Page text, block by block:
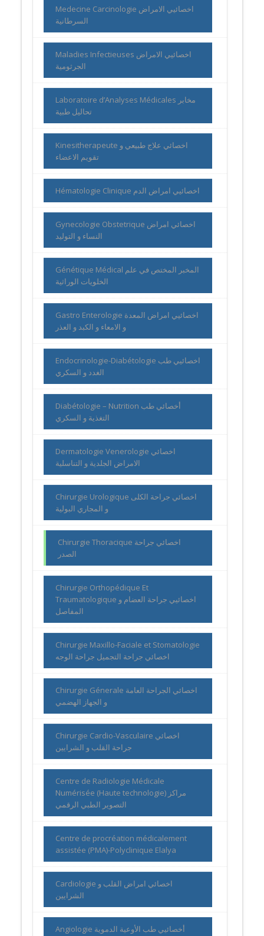
Medecine Carcinologie اخصائيي الامراض
السرطانية
Maladies Infectieuses اخصائيي الامراض
الجرثومية
Laboratoire d’Analyses Médicales مخابر
تحاليل طبية
Kinesitherapeute اخصائي علاج طبيعي و
تقويم الاعضاء
Hématologie Clinique اخصائيي امراض الدم
Gynecologie Obstetrique اخصائي امراض
النساء و التوليد
Génétique Médical المخبر المختص في علم
الخلويات الوراثية
Gastro Enterologie اخصائيي امراض المعدة
و الامعاء و الكبد و العذر
Endocrinologie-Diabétologie اخصائيي طب
الغدد و السكري
Diabétologie – Nutrition أخصائي طب
التغذية و السكري
Dermatologie Venerologie اخصائي
الامراض الجلدية و التناسلية
Chirurgie Urologique اخصائي جراحة الكلى
و المجاري البولية
Chirurgie Thoracique اخصائي جراحة
الصدر
Chirurgie Orthopédique Et
Traumatologique اخصائيي جراحة العضام و
المفاصل
Chirurgie Maxillo-Faciale et Stomatologie
اخصائي جراحة التجميل جراحة الوجه
Chirurgie Génerale اخصائي الجراحة العامة
و الجهاز الهضمي
Chirurgie Cardio-Vasculaire اخصائي
جراحة القلب و الشرايين
Centre de Radiologie Médicale
Numérisée (Haute technologie) مراكز
التصوير الطبي الرقمي
Centre de procréation médicalement
assistée (PMA)-Polyclinique Elalya
Cardiologie اخصائي امراض القلب و
الشرايين
Angiologie أخصائيي طب الأوعية الدموية